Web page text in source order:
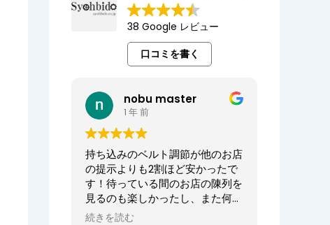
38 Google レビュー
口コミを書く
nobu master
1 年 前
持ち込みのベルト調節が他のお店
の提示よりも2割ほど安かったで
す！待っている間のお店の陳列を
見るのも楽しかったし、また何か
あればお願いしたいお店でした。
続きを読む